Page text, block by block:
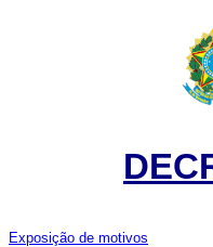
Exposição de motivos